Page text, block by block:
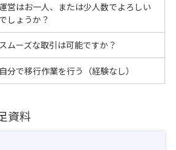
営はお一人、または少人数でよろしい
でしょうか？
スムーズな取引は可能ですか？
自分で移行作業を行う（経験なし）
資料